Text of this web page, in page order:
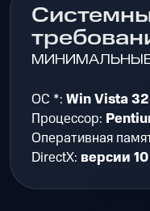
ОС *: Win Vista
Процессор:
Оперативная
DirectX: версии 10